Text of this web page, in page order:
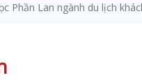
Phần Lan ngành du lịch